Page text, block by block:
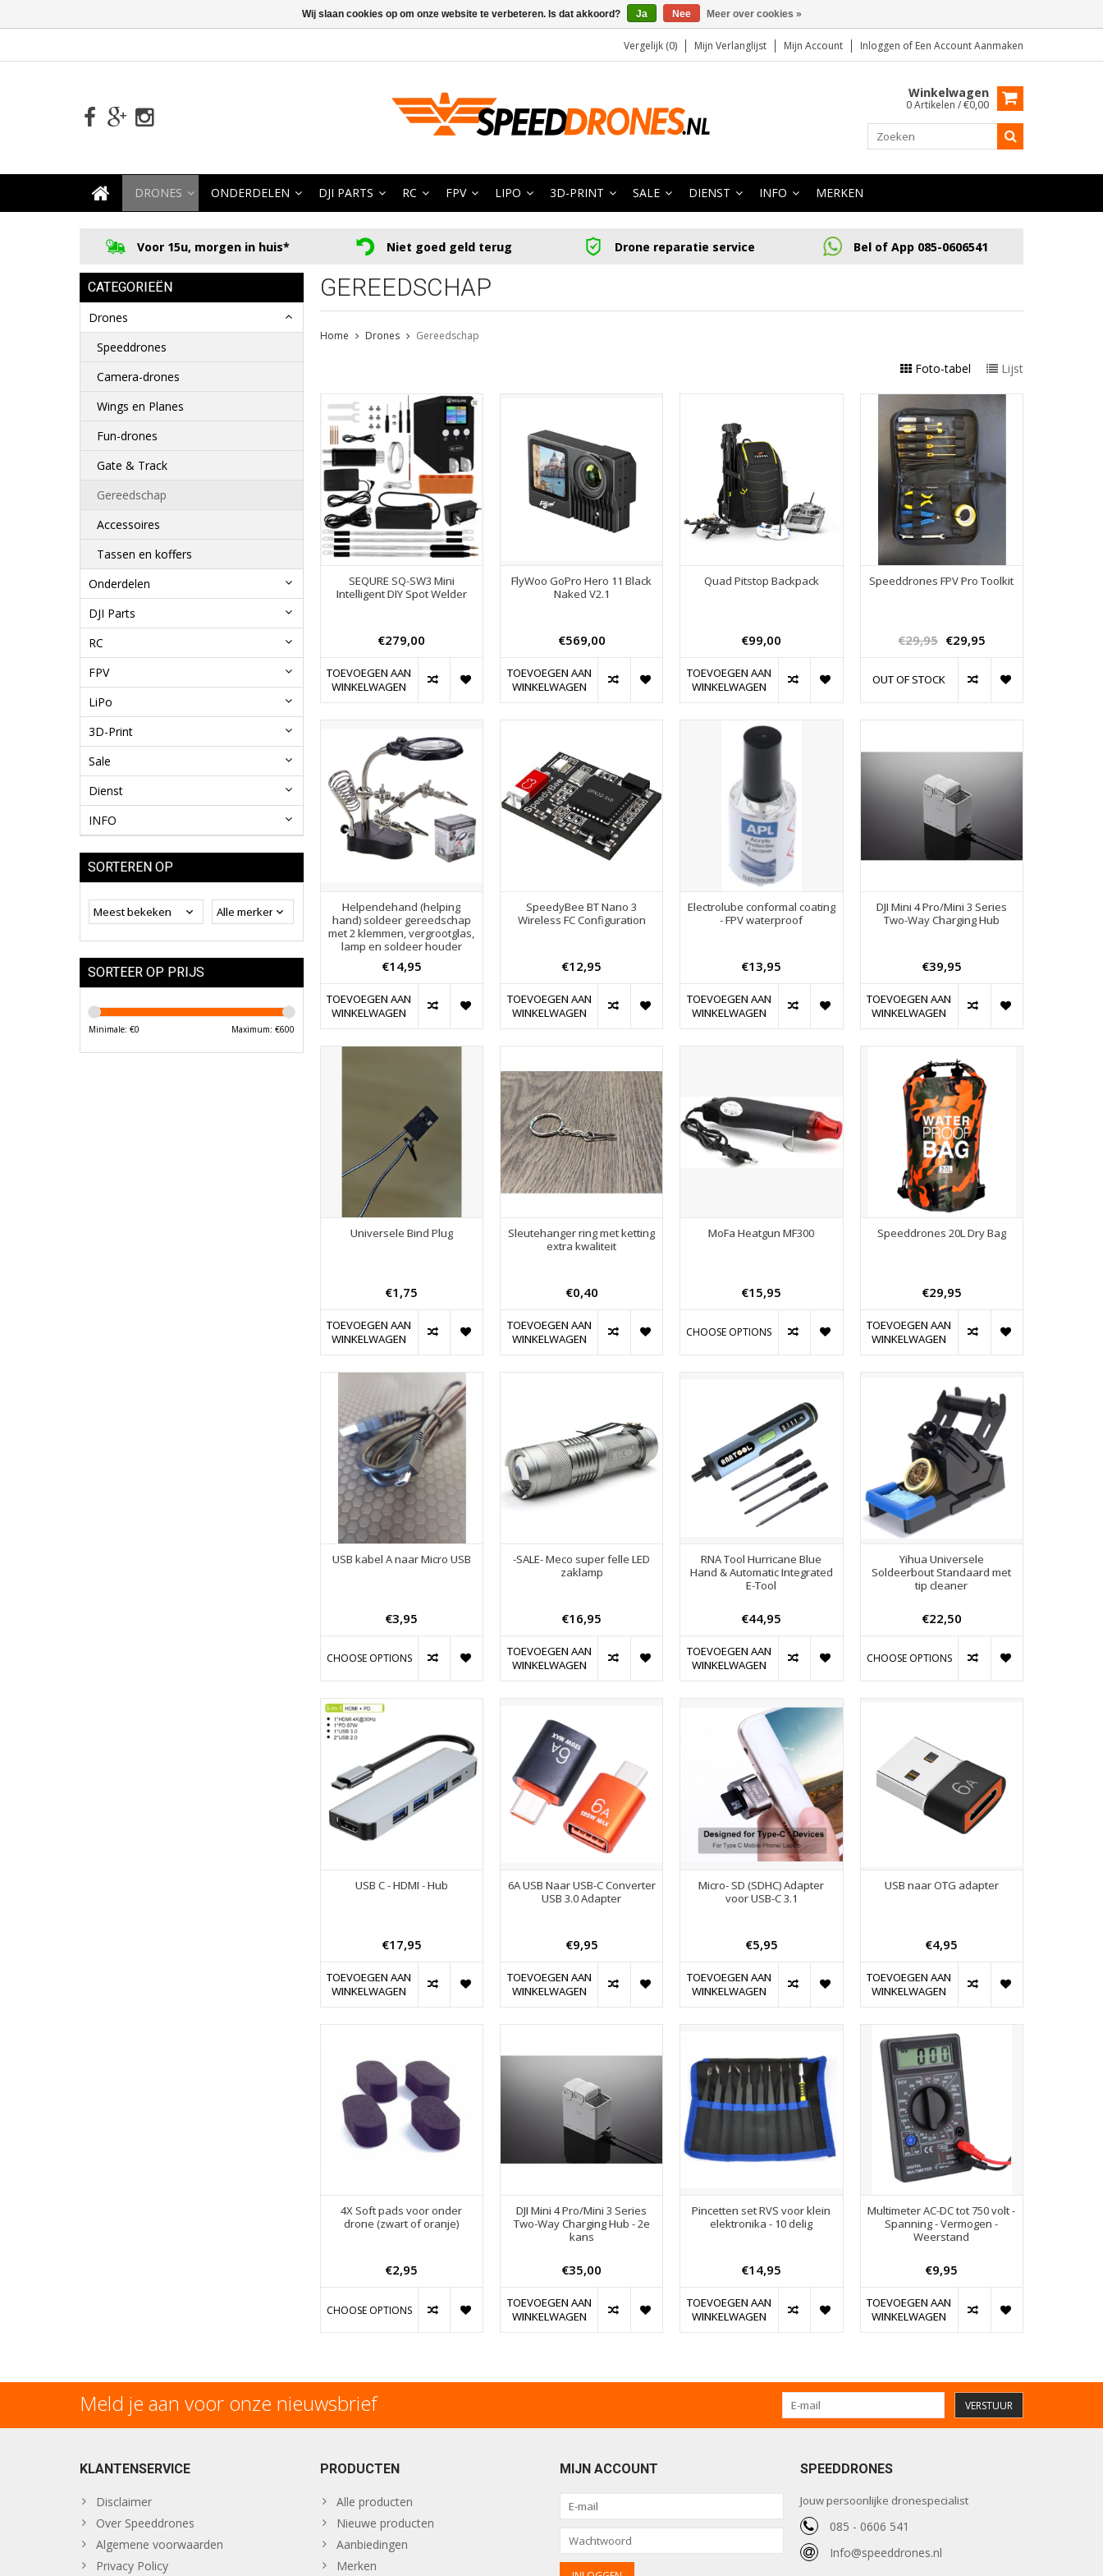
Vergelijk (0) Mijn Verlanglijst Mijn Account Inloggen of Een Account Aanmaken
Winkelwagen
0 Artikelen / €0,00
DRONES ONDERDELEN DJI PARTS RC FPV LIPO 3D-PRINT SALE DIENST INFO MERKEN
Voor 15u, morgen in huis* Niet goed geld terug Drone reparatie service Bel of App 085-0606541
CATEGORIEËN
Drones
Speeddrones
Camera-drones
Wings en Planes
Fun-drones
Gate & Track
Gereedschap
Accessoires
Tassen en koffers
Onderdelen
DJI Parts
RC
FPV
LiPo
3D-Print
Sale
Dienst
INFO
SORTEREN OP
SORTEER OP PRIJS
Minimale: €0 Maximum: €600
GEREEDSCHAP
Home Drones Gereedschap
Foto-tabel Lijst
SEQURE SQ-SW3 Mini
Intelligent DIY Spot Welder
€279,00
TOEVOEGEN AAN
WINKELWAGEN
FlyWoo GoPro Hero 11 Black
Naked V2.1
€569,00
TOEVOEGEN AAN
WINKELWAGEN
Quad Pitstop Backpack
€99,00
TOEVOEGEN AAN
WINKELWAGEN
Speeddrones FPV Pro Toolkit
€29,95 €29,95
OUT OF STOCK
Helpendehand (helping
hand) soldeer gereedschap
met 2 klemmen, vergrootglas,
lamp en soldeer houder
€14,95
TOEVOEGEN AAN
WINKELWAGEN
SpeedyBee BT Nano 3
Wireless FC Configuration
€12,95
TOEVOEGEN AAN
WINKELWAGEN
Electrolube conformal coating
- FPV waterproof
€13,95
TOEVOEGEN AAN
WINKELWAGEN
DJI Mini 4 Pro/Mini 3 Series
Two-Way Charging Hub
€39,95
TOEVOEGEN AAN
WINKELWAGEN
Universele Bind Plug
€1,75
TOEVOEGEN AAN
WINKELWAGEN
Sleutehanger ring met ketting
extra kwaliteit
€0,40
TOEVOEGEN AAN
WINKELWAGEN
MoFa Heatgun MF300
€15,95
CHOOSE OPTIONS
Speeddrones 20L Dry Bag
€29,95
TOEVOEGEN AAN
WINKELWAGEN
USB kabel A naar Micro USB
€3,95
CHOOSE OPTIONS
-SALE- Meco super felle LED
zaklamp
€16,95
TOEVOEGEN AAN
WINKELWAGEN
RNA Tool Hurricane Blue
Hand & Automatic Integrated
E-Tool
€44,95
TOEVOEGEN AAN
WINKELWAGEN
Yihua Universele
Soldeerbout Standaard met
tip cleaner
€22,50
CHOOSE OPTIONS
USB C - HDMI - Hub
€17,95
TOEVOEGEN AAN
WINKELWAGEN
6A USB Naar USB-C Converter
USB 3.0 Adapter
€9,95
TOEVOEGEN AAN
WINKELWAGEN
Micro- SD (SDHC) Adapter
voor USB-C 3.1
€5,95
TOEVOEGEN AAN
WINKELWAGEN
USB naar OTG adapter
€4,95
TOEVOEGEN AAN
WINKELWAGEN
4X Soft pads voor onder
drone (zwart of oranje)
€2,95
CHOOSE OPTIONS
DJI Mini 4 Pro/Mini 3 Series
Two-Way Charging Hub - 2e
kans
€35,00
TOEVOEGEN AAN
WINKELWAGEN
Pincetten set RVS voor klein
elektronika - 10 delig
€14,95
TOEVOEGEN AAN
WINKELWAGEN
Multimeter AC-DC tot 750 volt -
Spanning - Vermogen -
Weerstand
€9,95
TOEVOEGEN AAN
WINKELWAGEN
Meld je aan voor onze nieuwsbrief VERSTUUR
KLANTENSERVICE
Disclaimer
Over Speeddrones
Algemene voorwaarden
Privacy Policy
PRODUCTEN
Alle producten
Nieuwe producten
Aanbiedingen
Merken
MIJN ACCOUNT SPEEDDRONES
Jouw persoonlijke dronespecialist
085 - 0606 541
Info@speeddrones.nl
Wij slaan cookies op om onze website te verbeteren. Is dat akkoord? Ja Nee Meer over cookies »